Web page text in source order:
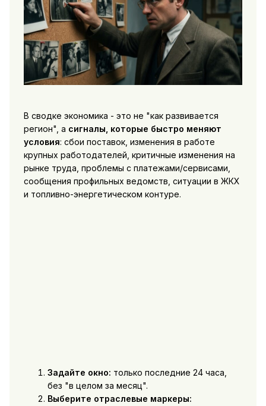
В сводке экономика - это не "как развивается
регион", а сигналы, которые быстро меняют
условия: сбои поставок, изменения в работе
крупных работодателей, критичные изменения на
рынке труда, проблемы с платежами/сервисами,
сообщения профильных ведомств, ситуации в ЖКХ
и топливно-энергетическом контуре.
Задайте окно: только последние 24 часа,
без "в целом за месяц".
Выберите отраслевые маркеры: